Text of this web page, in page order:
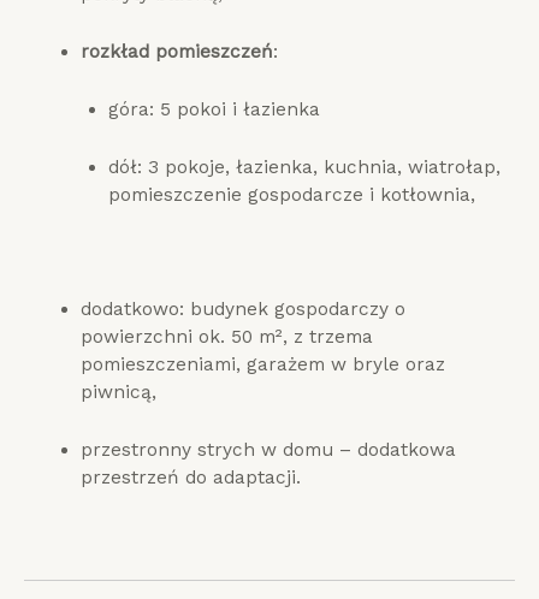
rozkład pomieszczeń:
góra: 5 pokoi i łazienka
dół: 3 pokoje, łazienka, kuchnia, wiatrołap,
pomieszczenie gospodarcze i kotłownia,
dodatkowo: budynek gospodarczy o
powierzchni ok. 50 m², z trzema
pomieszczeniami, garażem w bryle oraz
piwnicą,
przestronny strych w domu – dodatkowa
przestrzeń do adaptacji.